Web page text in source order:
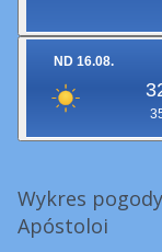
ND 16.08.
Wykres
Apóstoloi